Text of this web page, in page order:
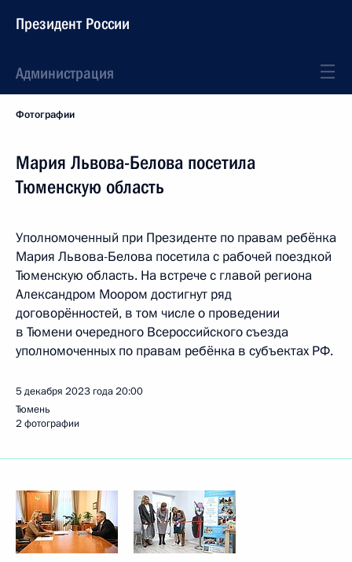
Президент России
Администрация
Фотографии
Мария Львова-Белова посетила
Тюменскую область
Уполномоченный при Президенте по правам ребёнка
Мария Львова-Белова посетила с рабочей поездкой
Тюменскую область. На встрече с главой региона
Александром Моором достигнут ряд
договорённостей, в том числе о проведении
в Тюмени очередного Всероссийского съезда
уполномоченных по правам ребёнка в субъектах РФ.
5 декабря 2023 года20:00
Тюмень
2 фотографии